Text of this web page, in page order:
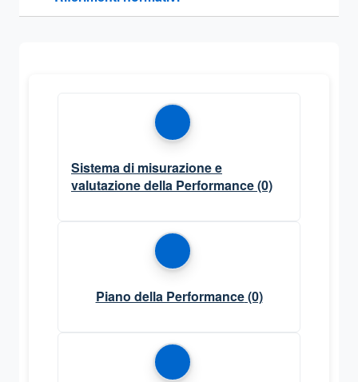
Sezione compressa
Sistema di misurazione e
valutazione della Performance(0)
Piano della Performance(0)